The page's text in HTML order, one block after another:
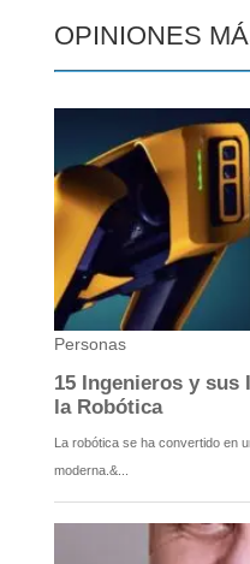
OPINIONES